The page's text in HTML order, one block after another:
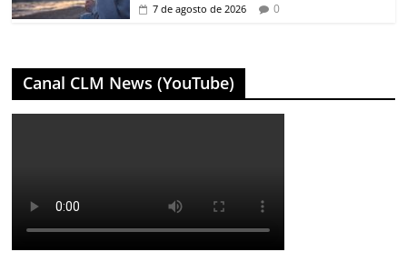
7 de agosto de 2026 0
Canal CLM News (YouTube)